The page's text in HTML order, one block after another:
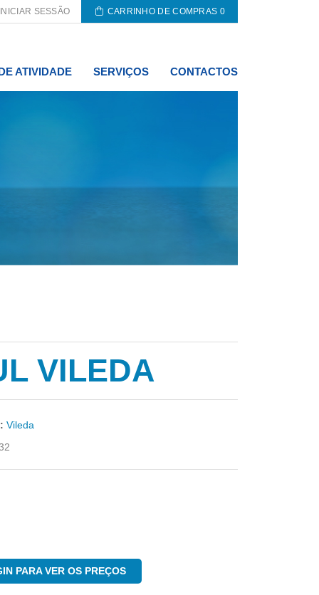
SESSÃO CARRINHO DE COMPRAS 0
ATIVIDADE SERVIÇOS CONTACTOS
VILEDA
Vileda
PARA VER OS PREÇOS